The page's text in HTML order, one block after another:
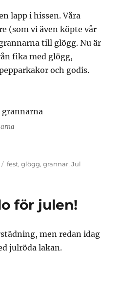
lapp i hissen. Våra
(som vi även köpte vår
till glögg. Nu är
fika med glögg,
och godis.
Etiketter
fest,glögg,grannar,Jul
för julen!
men redan idag
julröda lakan.